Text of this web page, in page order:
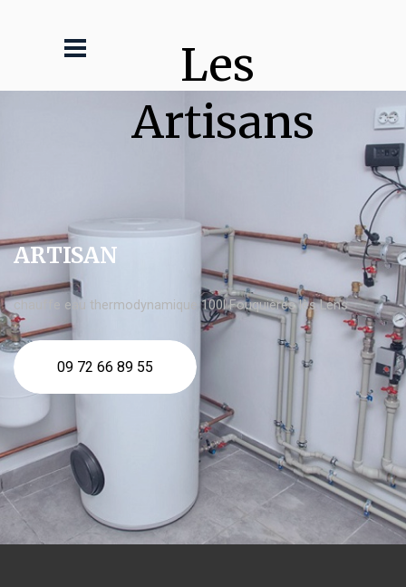
Les
Artisans
ARTISAN
chauffe eau thermodynamique 100l Fouquières lès Lens
09 72 66 89 55